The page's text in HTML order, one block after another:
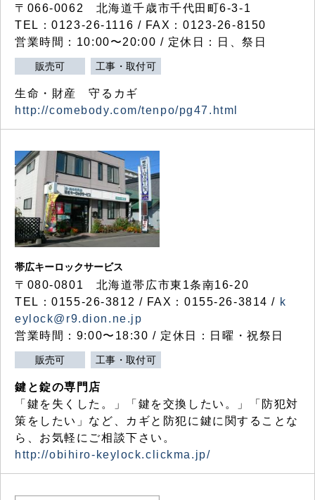
〒066-0062 北海道千歳市千代田町6-3-1
TEL：0123-26-1116 / FAX：0123-26-8150
営業時間：10:00〜20:00 / 定休日：日、祭日
販売可 工事・取付可
生命・財産 守るカギ
http://comebody.com/tenpo/pg47.html
帯広キーロックサービス
〒080-0801 北海道帯広市東1条南16-20
TEL：0155-26-3812 / FAX：0155-26-3814 / k
eylock@r9.dion.ne.jp
営業時間：9:00〜18:30 / 定休日：日曜・祝祭日
販売可 工事・取付可
鍵と錠の専門店
「鍵を失くした。」「鍵を交換したい。」「防犯対
策をしたい」など、カギと防犯に鍵に関することな
ら、お気軽にご相談下さい。
http://obihiro-keylock.clickma.jp/